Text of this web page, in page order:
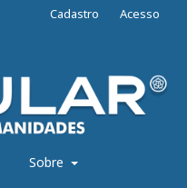
Sobre
Cadastro Acesso